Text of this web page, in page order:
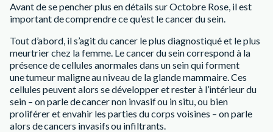
Avant de se pencher plus en détails sur Octobre Rose, il est
important de comprendre ce qu’est le cancer du sein.
Tout d’abord, il s’agit du cancer le plus diagnostiqué et le plus
meurtrier chez la femme. Le cancer du sein correspond à la
présence de cellules anormales dans un sein qui forment
une tumeur maligne au niveau de la glande mammaire. Ces
cellules peuvent alors se développer et rester à l’intérieur du
sein – on parle de cancer non invasif ou in situ, ou bien
proliférer et envahir les parties du corps voisines – on parle
alors de cancers invasifs ou infiltrants.